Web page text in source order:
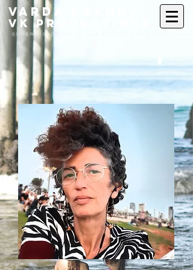
VARDA KAKON/
VK PRODUCTIONS
S U P E R V I S I O N M U S I C A L E &